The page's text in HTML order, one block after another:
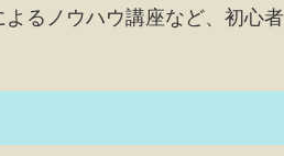
るノウハウ講座など、初心